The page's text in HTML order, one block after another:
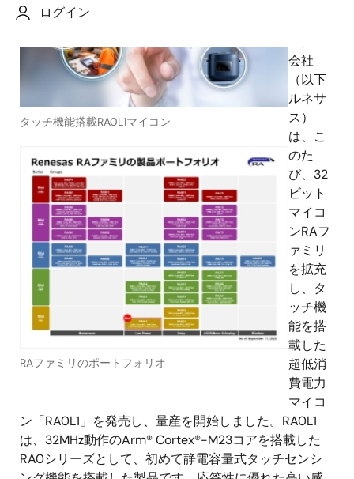
ログイン
タッチ機能搭載RA0L1マイコン
RAファミリのポートフォリオ
会社
（以下
ルネサ
ス）
は、こ
のた
び、32
ビット
マイコ
ンRAフ
ァミリ
を拡充
し、タ
ッチ機
能を搭
載した
超低消
費電力
マイコ
ン「RA0L1」を発売し、量産を開始しました。RA0L1
は、32MHz動作のArm® Cortex®-M23コアを搭載した
RA0シリーズとして、初めて静電容量式タッチセンシ